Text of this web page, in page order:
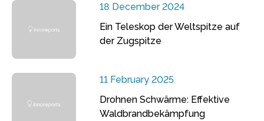
18 December 2024
Ein Teleskop der Weltspitze auf
der Zugspitze
11 February 2025
Drohnen Schwärme: Effektive
Waldbrandbekämpfung